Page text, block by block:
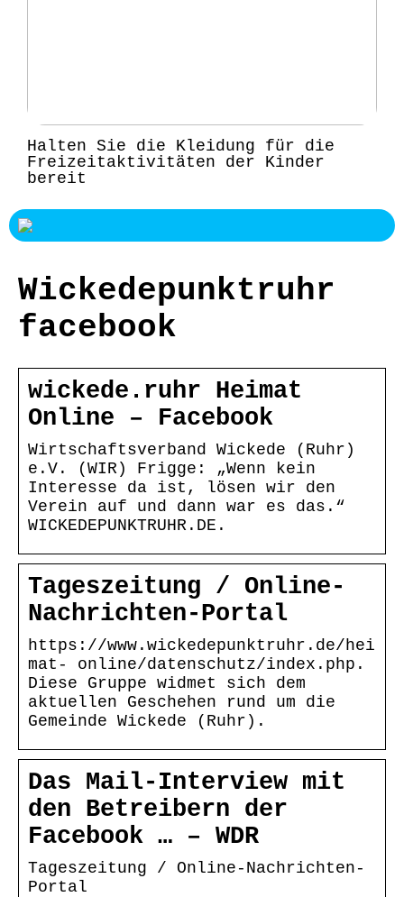
Halten Sie die Kleidung für die
Freizeitaktivitäten der Kinder
bereit
Wickedepunktruhr
facebook
wickede.ruhr Heimat
Online – Facebook
Wirtschaftsverband Wickede (Ruhr)
e.V. (WIR) Frigge: „Wenn kein
Interesse da ist, lösen wir den
Verein auf und dann war es das.“
WICKEDEPUNKTRUHR.DE.
Tageszeitung / Online-
Nachrichten-Portal
https://www.wickedepunktruhr.de/hei
mat- online/datenschutz/index.php.
Diese Gruppe widmet sich dem
aktuellen Geschehen rund um die
Gemeinde Wickede (Ruhr).
Das Mail-Interview mit
den Betreibern der
Facebook … – WDR
Tageszeitung / Online-Nachrichten-
Portal